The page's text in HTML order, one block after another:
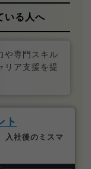
いる人へ
や専門スキル
リア支援を提
ト
入社後のミスマ